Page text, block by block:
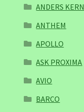
ANDERS KERN
ANTHEM
APOLLO
ASK PROXIMA
AVIO
BARCO